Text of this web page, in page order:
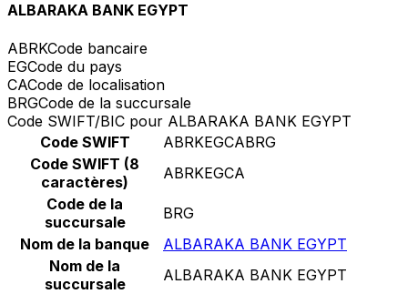
ALBARAKA BANK EGYPT
ABRKCode bancaire
EGCode du pays
CACode de localisation
BRGCode de la succursale
Code SWIFT/BIC pour ALBARAKA BANK EGYPT
Code SWIFT
ABRKEGCABRG
Code SWIFT (8
caractères)
ABRKEGCA
Code de la
succursale
BRG
Nom de la banque
ALBARAKA BANK EGYPT
Nom de la
succursale
ALBARAKA BANK EGYPT